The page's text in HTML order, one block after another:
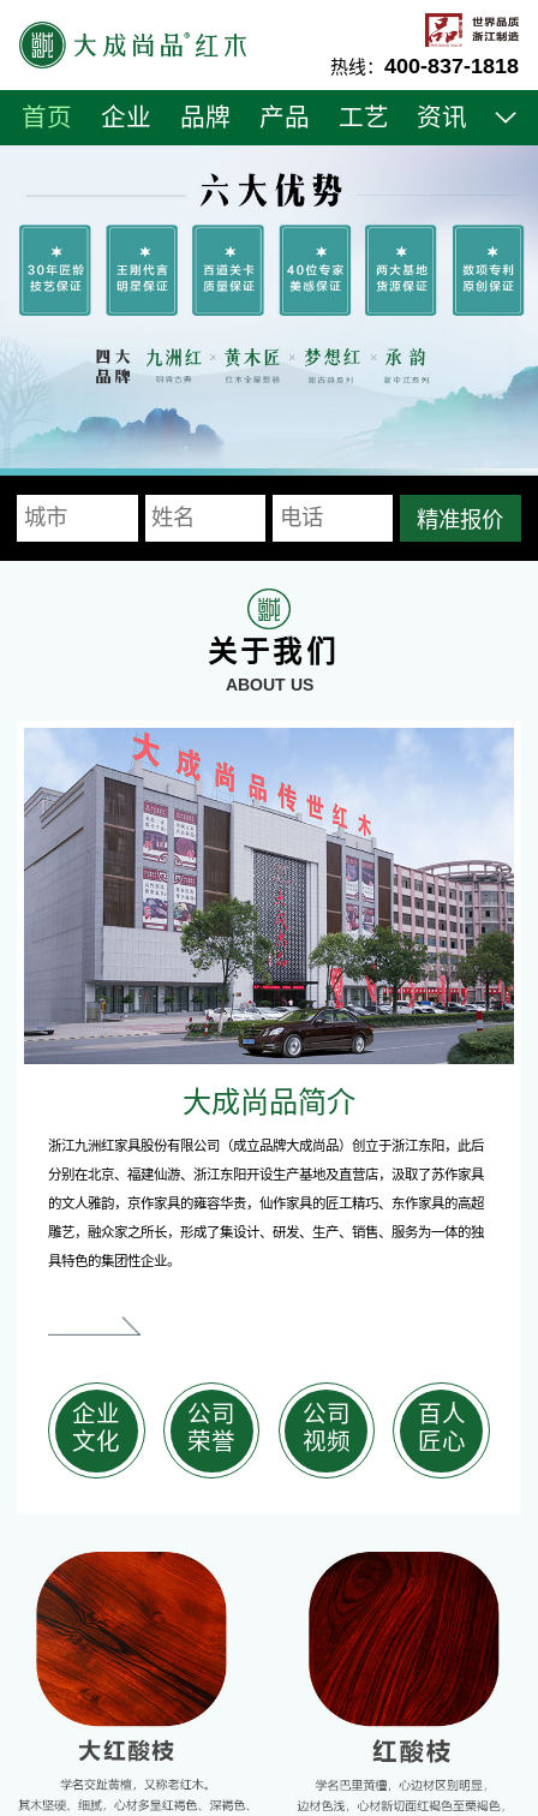
热线： 400-837-1818
首页 企业 品牌 产品 工艺 资讯
关于我们
ABOUT US
大成尚品简介
浙江九洲红家具股份有限公司（成立品牌大成尚品）创立于浙江东阳，此后
分别在北京、福建仙游、浙江东阳开设生产基地及直营店，汲取了苏作家具
的文人雅韵，京作家具的雍容华贵，仙作家具的匠工精巧、东作家具的高超
雕艺，融众家之所长，形成了集设计、研发、生产、销售、服务为一体的独
具特色的集团性企业。
企业
文化
公司
荣誉
公司
视频
百人
匠心